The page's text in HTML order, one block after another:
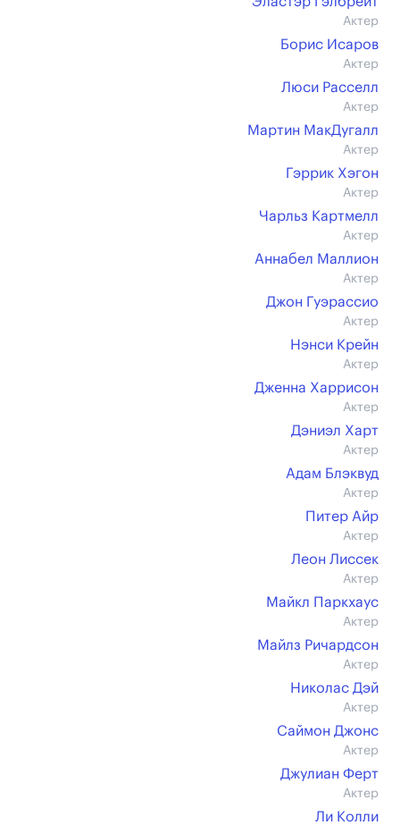
Актер
Борис Исаров
Актер
Люси Расселл
Актер
Мартин МакДугалл
Актер
Гэррик Хэгон
Актер
Чарльз Картмелл
Актер
Аннабел Маллион
Актер
Джон Гуэрассио
Актер
Нэнси Крейн
Актер
Дженна Харрисон
Актер
Дэниэл Харт
Актер
Адам Блэквуд
Актер
Питер Айр
Актер
Леон Лиссек
Актер
Майкл Паркхаус
Актер
Майлз Ричардсон
Актер
Николас Дэй
Актер
Саймон Джонс
Актер
Джулиан Ферт
Актер
Ли Колли